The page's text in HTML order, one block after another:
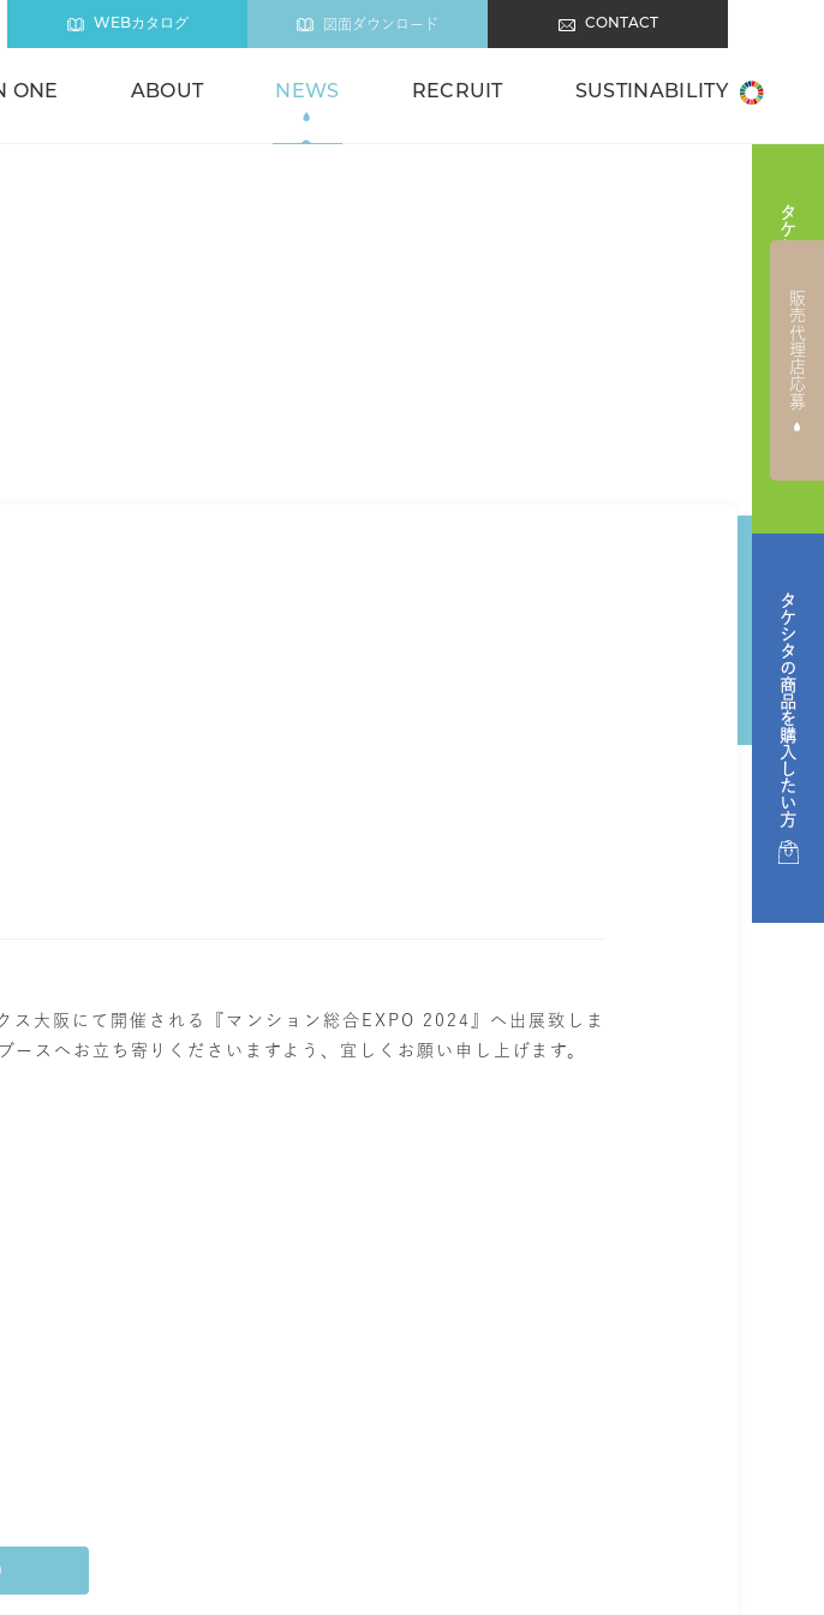
ONE ABOUT NEWS RECRUIT SUSTINABILITY
WEBカタログ 図面ダウンロード CONTACT
タケシタの商品を販売したい方
タケシタの商品を購入したい方
販売代理店応募
大阪にて開催される『マンション総合EXPO 2024』へ出展致しま
スへお立ち寄りくださいますよう、宜しくお願い申し上げます。